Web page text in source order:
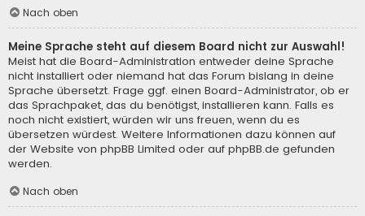
Nach oben
Meine Sprache steht auf diesem Board nicht zur Auswahl!
Meist hat die Board-Administration entweder deine Sprache
nicht installiert oder niemand hat das Forum bislang in deine
Sprache übersetzt. Frage ggf. einen Board-Administrator, ob er
das Sprachpaket, das du benötigst, installieren kann. Falls es
noch nicht existiert, würden wir uns freuen, wenn du es
übersetzen würdest. Weitere Informationen dazu können auf
der Website von phpBB Limited oder auf phpBB.de gefunden
werden.
Nach oben